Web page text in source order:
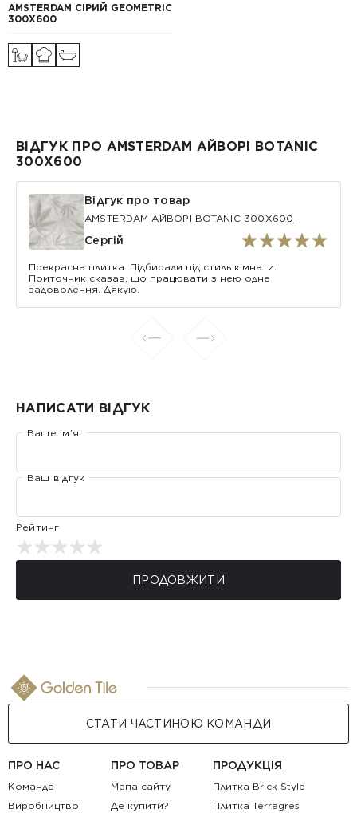
AMSTERDAM СІРИЙ GEOMETRIC
300Х600
ВІДГУК ПРО AMSTERDAM АЙВОРІ BOTANIC
300Х600
Відгук про товар
AMSTERDAM АЙВОРІ BOTANIC 300Х600
Сергій
Прекрасна плитка. Підбирали під стиль кімнати.
Поиточник сказав, що працювати з нею одне
задоволення. Дякую.
НАПИСАТИ ВІДГУК
Ваше ім’я:
Ваш відгук
Рейтинг
ПРОДОВЖИТИ
СТАТИ ЧАСТИНОЮ КОМАНДИ
ПРО НАС
Команда
Виробництво
ПРО ТОВАР
Мапа сайту
Де купити?
ПРОДУКЦІЯ
Плитка Brick Style
Плитка Terragres